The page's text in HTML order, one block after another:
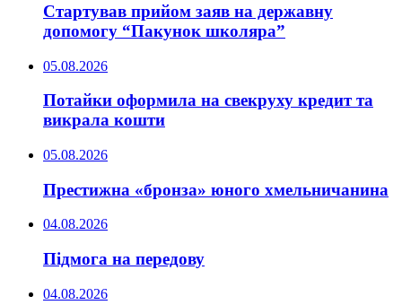
Стартував прийом заяв на державну
допомогу “Пакунок школяра”
05.08.2026
Потайки оформила на свекруху кредит та
викрала кошти
05.08.2026
Престижна «бронза» юного хмельничанина
04.08.2026
Підмога на передову
04.08.2026